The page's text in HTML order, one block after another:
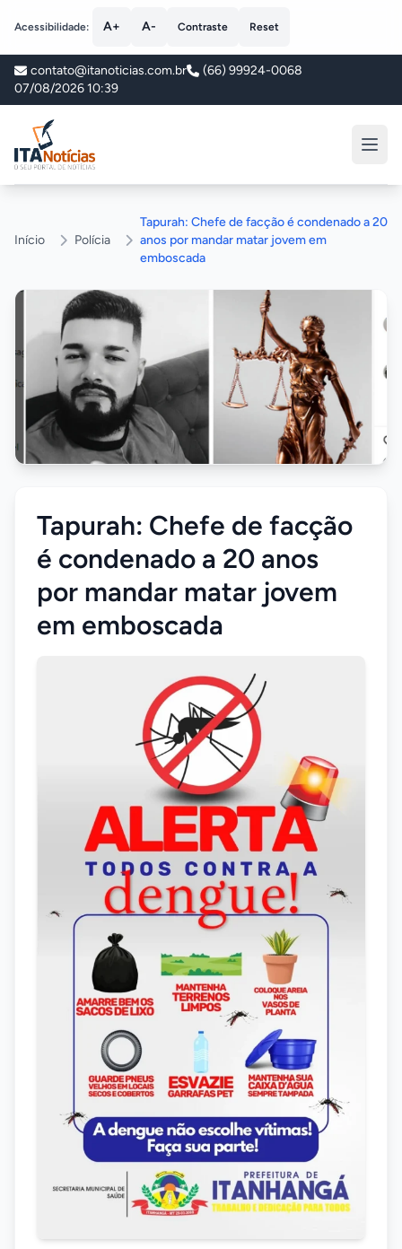
Acessibilidade: A+ A- Contraste Reset
contato@itanoticias.com.br
(66) 99924-0068
07/08/2026 10:39
ITA Notícias
Início Polícia
Tapurah: Chefe de facção é condenado a 20
anos por mandar matar jovem em
emboscada
Tapurah: Chefe de facção
é condenado a 20 anos
por mandar matar jovem
em emboscada